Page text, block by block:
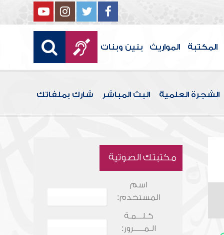
المكتبة المواريث بنين وبنات
الشجرة العلمية البث المباشر شارك بملفاتك
مكتبتك الصوتية
اسم
المستخدم:
كـلـــمـة
الـمـــــرور: